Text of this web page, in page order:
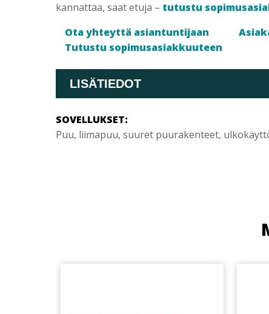
kannattaa, saat etuja – tutustu
Ota yhteyttä asiantuntijaan
Tutustu sopimusasiakkuuteen
LISÄTIEDOT
SOVELLUKSET:
Puu, liimapuu, suuret puurakenteet,